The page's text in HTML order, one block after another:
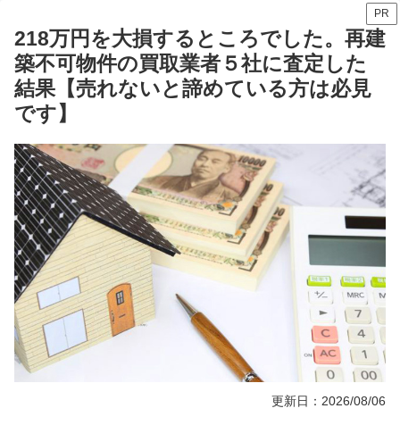
PR
218万円を大損するところでした。再建
築不可物件の買取業者５社に査定した
結果【売れないと諦めている方は必見
です】
更新日：2026/08/06